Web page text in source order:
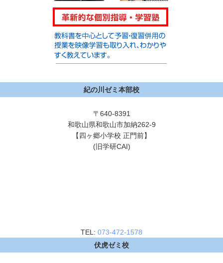
紀の川ゼミ本部校
〒640-8391
和歌山県和歌山市加納262-9
【四ヶ郷小学校 正門前】
(旧学研CAI)
TEL: 073-472-1578
伏虎ゼミ校